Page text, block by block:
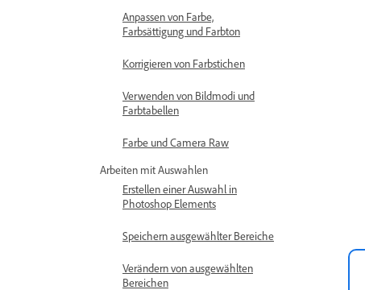
Anpassen von Farbe,
Farbsättigung und Farbton
Korrigieren von Farbstichen
Verwenden von Bildmodi und
Farbtabellen
Farbe und Camera Raw
Arbeiten mit Auswahlen
Erstellen einer Auswahl in
Photoshop Elements
Speichern ausgewählter Bereiche
Verändern von ausgewählten
Bereichen